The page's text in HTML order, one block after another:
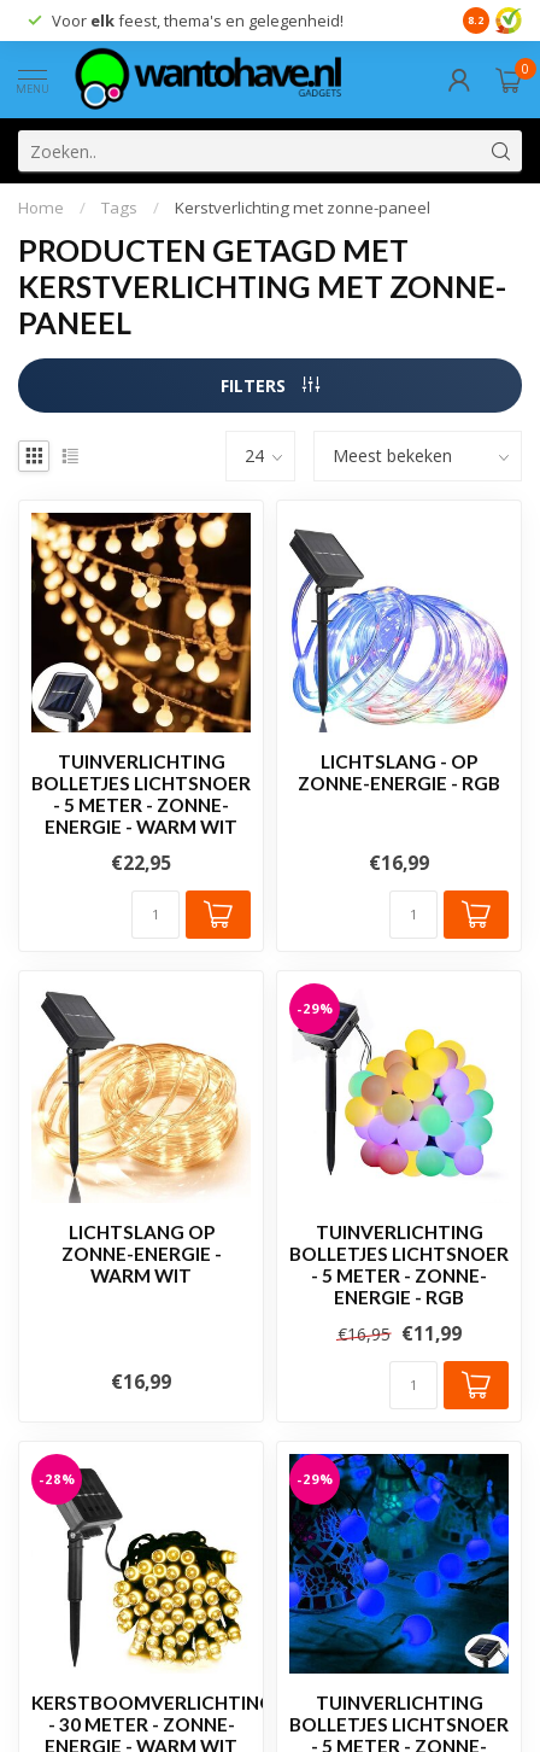
Voor elkfeest, thema's en gelegenheid! 8.2
MENU
0
Home / Tags / Kerstverlichting met zonne-paneel
PRODUCTEN GETAGD MET
KERSTVERLICHTING MET ZONNE-
PANEEL
FILTERS
TUINVERLICHTING
BOLLETJES LICHTSNOER
- 5 METER - ZONNE-
ENERGIE - WARM WIT
€22,95
LICHTSLANG - OP
ZONNE-ENERGIE - RGB
€16,99
LICHTSLANG OP
ZONNE-ENERGIE -
WARM WIT
€16,99
-29%
TUINVERLICHTING
BOLLETJES LICHTSNOER
- 5 METER - ZONNE-
ENERGIE - RGB
€16,95 €11,99
-28%
KERSTBOOMVERLICHTING
- 30 METER - ZONNE-
ENERGIE - WARM WIT
-29%
TUINVERLICHTING
BOLLETJES LICHTSNOER
- 5 METER - ZONNE-